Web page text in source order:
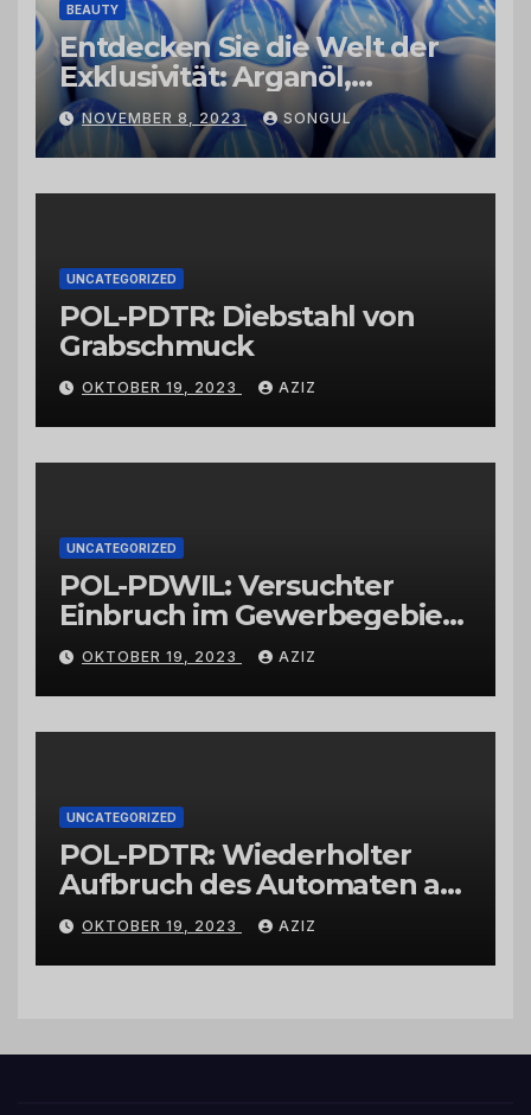
BEAUTY
Entdecken Sie die Welt der
Exklusivität: Arganöl,
Kaktusfeigenkernöl und
Schwarzkümmelöl von
vertrauenswürdigen
Großhändlern und Anbietern
NOVEMBER 8, 2023 SONGUL
UNCATEGORIZED
POL-PDTR: Diebstahl von
Grabschmuck
OKTOBER 19, 2023 AZIZ
UNCATEGORIZED
POL-PDWIL: Versuchter
Einbruch im Gewerbegebiet
Wittlich
OKTOBER 19, 2023 AZIZ
UNCATEGORIZED
POL-PDTR: Wiederholter
Aufbruch des Automaten am
Wohnmobilstellplatz in
Hermeskeil am Labachweg
OKTOBER 19, 2023 AZIZ